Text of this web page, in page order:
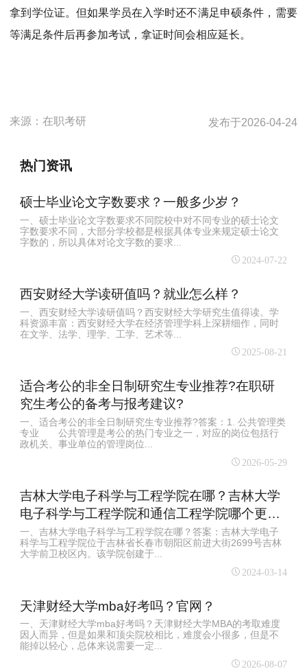
拿到学位证。但如果学员在入学时还不满足申硕条件，需要
等满足条件后再参加考试，拿证时间会相应延长。
来源：在职考研 发布于2026-04-24
热门资讯
硕士毕业论文字数要求？一般多少岁？
一、硕士毕业论文字数要求不同院校中对不同专业的硕士论文
字数要求不同，大部分学校都是根据具体专业来规定硕士论文
字数的，所以具体对论文字数的要求...
2024-07-22
西安财经大学读研值吗？就业怎么样？
一、西安财经大学读研值吗？西安财经大学研究生值得读。学
科资源丰富：西安财经大学在经济管理学科上深耕细作，同时
在文学、法学、理学、工学、艺术等...
2025-08-21
适合考公的非全日制研究生专业推荐?在职研
究生考公的备考与报考建议?
一、适合考公的非全日制研究生专业推荐?答案：1. 公共管理类
专业 公共管理是考公的热门专业之一，对应的岗位包括行
政机关、事业单位的管理岗位...
2026-05-29
吉林大学电子科学与工程学院在哪？吉林大学
电子科学与工程学院和通信工程学院哪个更
好？
一、吉林大学电子科学与工程学院在哪？答案：吉林大学电子
科学与工程学院位于吉林省长春市朝阳区前进大街2699号吉林
大学前卫校区内。该学院创建于...
2024-03-14
天津财经大学mba好考吗？官网？
一、天津财经大学mba好考吗？天津财经大学MBA的考取难度
因人而异，但是如果和顶尖院校相比，难度会小很多，但是不
能掉以轻心，总体来说需要一定...
2026-08-07